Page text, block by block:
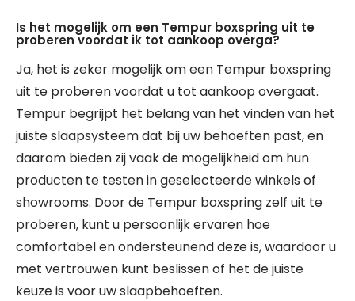
Is het mogelijk om een Tempur boxspring uit te
proberen voordat ik tot aankoop overga?
Ja, het is zeker mogelijk om een Tempur boxspring
uit te proberen voordat u tot aankoop overgaat.
Tempur begrijpt het belang van het vinden van het
juiste slaapsysteem dat bij uw behoeften past, en
daarom bieden zij vaak de mogelijkheid om hun
producten te testen in geselecteerde winkels of
showrooms. Door de Tempur boxspring zelf uit te
proberen, kunt u persoonlijk ervaren hoe
comfortabel en ondersteunend deze is, waardoor u
met vertrouwen kunt beslissen of het de juiste
keuze is voor uw slaapbehoeften.